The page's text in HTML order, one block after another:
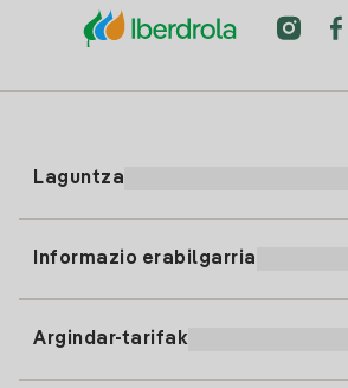
Laguntza
Informazio erabilgarria
Argindar-tarifak